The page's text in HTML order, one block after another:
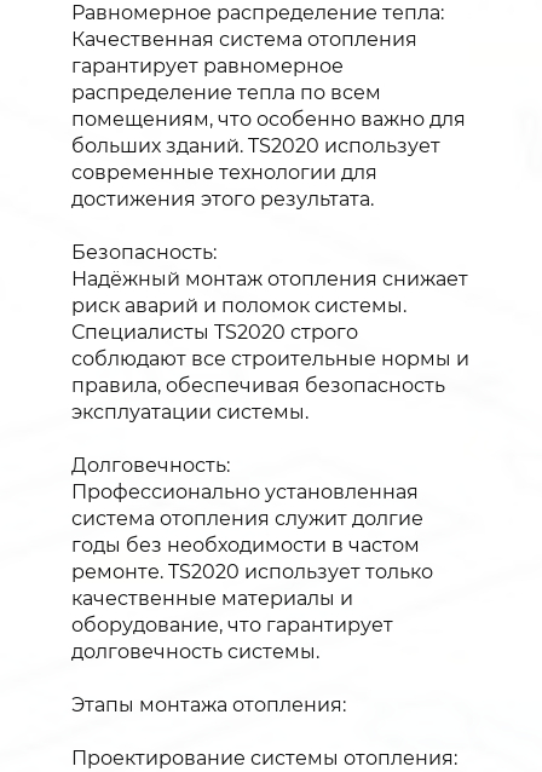
Равномерное распределение тепла:
Качественная система отопления
гарантирует равномерное
распределение тепла по всем
помещениям, что особенно важно для
больших зданий. TS2020 использует
современные технологии для
достижения этого результата.
Безопасность:
Надёжный монтаж отопления снижает
риск аварий и поломок системы.
Специалисты TS2020 строго
соблюдают все строительные нормы и
правила, обеспечивая безопасность
эксплуатации системы.
Долговечность:
Профессионально установленная
система отопления служит долгие
годы без необходимости в частом
ремонте. TS2020 использует только
качественные материалы и
оборудование, что гарантирует
долговечность системы.
Этапы монтажа отопления:
Проектирование системы отопления: